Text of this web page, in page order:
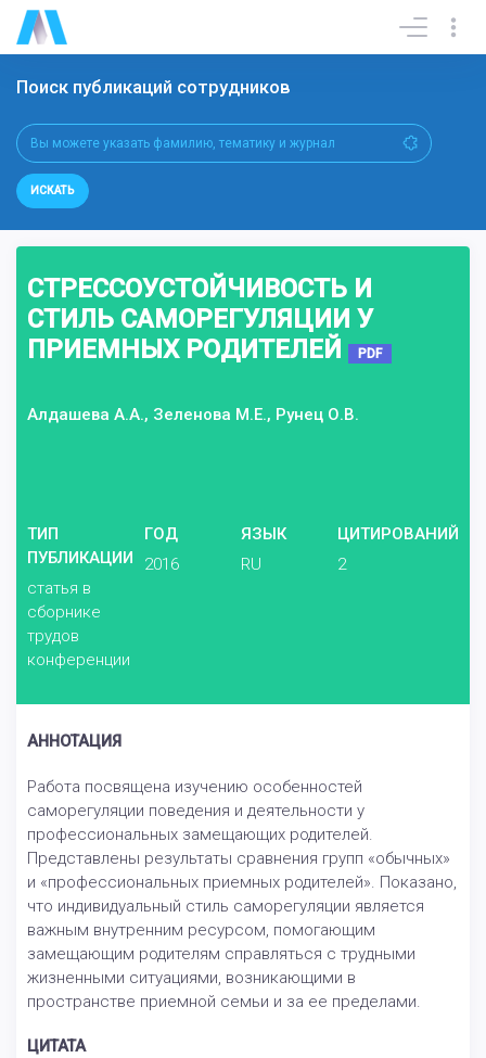
Поиск публикаций сотрудников
ИСКАТЬ
СТРЕССОУСТОЙЧИВОСТЬ И
СТИЛЬ САМОРЕГУЛЯЦИИ У
ПРИЕМНЫХ РОДИТЕЛЕЙ
PDF
Алдашева А.А., Зеленова М.Е., Рунец О.В.
ТИП
ПУБЛИКАЦИИ
статья в
сборнике
трудов
конференции
ГОД
2016
ЯЗЫК
RU
ЦИТИРОВАНИЙ
2
АННОТАЦИЯ
Работа посвящена изучению особенностей
саморегуляции поведения и деятельности у
профессиональных замещающих родителей.
Представлены результаты сравнения групп «обычных»
и «профессиональных приемных родителей». Показано,
что индивидуальный стиль саморегуляции является
важным внутренним ресурсом, помогающим
замещающим родителям справляться с трудными
жизненными ситуациями, возникающими в
пространстве приемной семьи и за ее пределами.
ЦИТАТА